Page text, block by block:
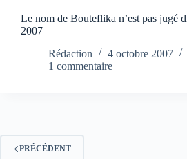
Le nom de Bouteflika n’est pas jugé
2007
Rédaction
4 octobre 2007
1 commentaire
PRÉCÉDENT